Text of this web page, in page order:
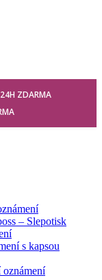
ZDARMA
– Slepotisk
s kapsou